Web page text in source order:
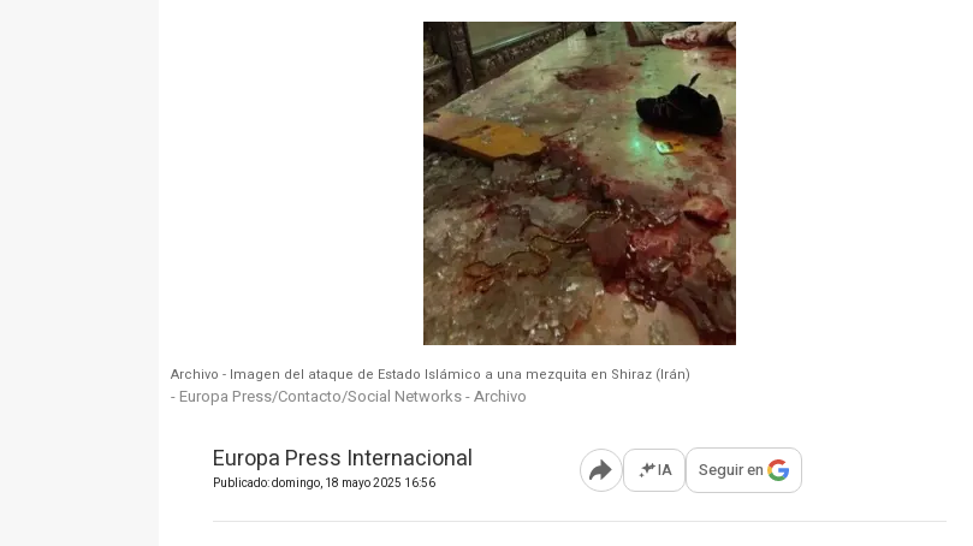
Archivo - Imagen del ataque de Estado Islámico a una mezquita en Shiraz (Irán)
- Europa Press/Contacto/Social Networks - Archivo
Europa Press Internacional
Publicado: domingo, 18 mayo 2025 16:56 Abrir opciones para compartir
IA Seguir en